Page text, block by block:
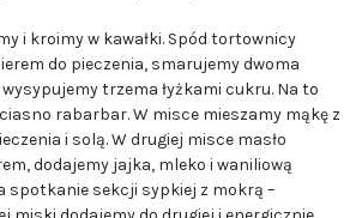
i kroimy w kawałki. Spód tortownicy
do pieczenia, smarujemy dwoma
wysypujemy trzema łyżkami cukru. Na to
rabarbar. W misce mieszamy mąkę z
i solą. W drugiej misce masło
dodajemy jajka, mleko i waniliową
spotkanie sekcji sypkiej z mokrą –